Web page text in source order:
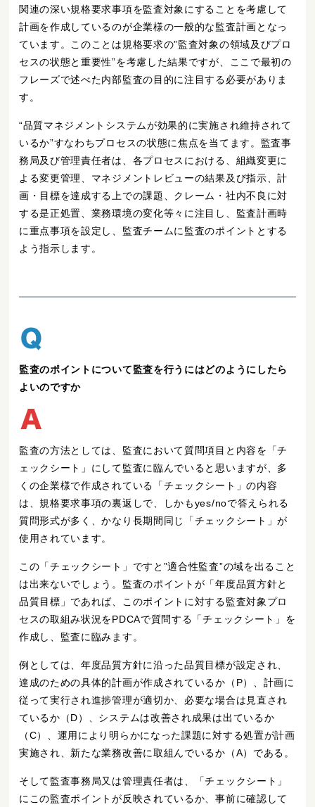
関連の深い規格要求事項を監査対象にすることを考慮して
計画を作成しているのが企業様の一般的な監査計画となっ
ています。このことは規格要求の”監査対象の領域及びプロ
セスの状態と重要性”を考慮した結果ですが、ここで最初の
フレーズで述べた内部監査の目的に注目する必要がありま
す。
“品質マネジメントシステムが効果的に実施され維持されて
いるか”すなわちプロセスの状態に焦点を当てます。監査事
務局及び管理責任者は、各プロセスにおける、組織変更に
よる変更管理、マネジメントレビューの結果及び指示、計
画・目標を達成する上での課題、クレーム・社内不良に対
する是正処置、業務環境の変化等々に注目し、監査計画時
に重点事項を設定し、監査チームに監査のポイントとする
よう指示します。
監査のポイントについて監査を行うにはどのようにしたら
よいのですか
監査の方法としては、監査において質問項目と内容を「チ
ェックシート」にして監査に臨んでいると思いますが、多
くの企業様で作成されている「チェックシート」の内容
は、規格要求事項の裏返しで、しかもyes/noで答えられる
質問形式が多く、かなり長期間同じ「チェックシート」が
使用されています。
この「チェックシート」ですと”適合性監査”の域を出ること
は出来ないでしょう。監査のポイントが「年度品質方針と
品質目標」であれば、このポイントに対する監査対象プロ
セスの取組み状況をPDCAで質問する「チェックシート」を
作成し、監査に臨みます。
例としては、年度品質方針に沿った品質目標が設定され、
達成のための具体的計画が作成されているか（P）、計画に
従って実行され進捗管理が適切か、必要な場合は見直され
ているか（D）、システムは改善され成果は出ているか
（C）、運用により明らかになった課題に対する処置が計画
実施され、新たな業務改善に取組んでいるか（A）である。
そして監査事務局又は管理責任者は、「チェックシート」
にこの監査ポイントが反映されているか、事前に確認して